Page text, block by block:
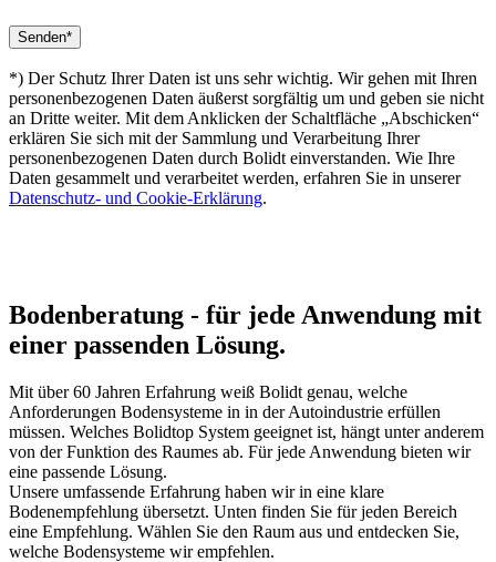
*) Der Schutz Ihrer Daten ist uns sehr wichtig. Wir gehen mit Ihren
personenbezogenen Daten äußerst sorgfältig um und geben sie nicht
an Dritte weiter. Mit dem Anklicken der Schaltfläche „Abschicken“
erklären Sie sich mit der Sammlung und Verarbeitung Ihrer
personenbezogenen Daten durch Bolidt einverstanden. Wie Ihre
Daten gesammelt und verarbeitet werden, erfahren Sie in unserer
Datenschutz- und Cookie-Erklärung.
Bodenberatung - für jede Anwendung mit
einer passenden Lösung.
Mit über 60 Jahren Erfahrung weiß Bolidt genau, welche
Anforderungen Bodensysteme in in der Autoindustrie erfüllen
müssen. Welches Bolidtop System geeignet ist, hängt unter anderem
von der Funktion des Raumes ab. Für jede Anwendung bieten wir
eine passende Lösung.
Unsere umfassende Erfahrung haben wir in eine klare
Bodenempfehlung übersetzt. Unten finden Sie für jeden Bereich
eine Empfehlung. Wählen Sie den Raum aus und entdecken Sie,
welche Bodensysteme wir empfehlen.